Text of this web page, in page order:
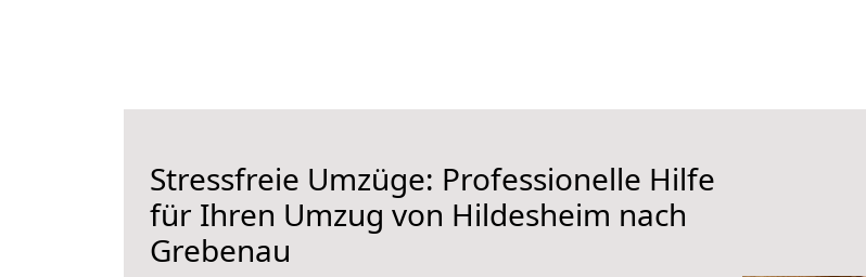
Stressfreie Umzüge: Professionelle Hilfe
für Ihren Umzug von Hildesheim nach
Grebenau